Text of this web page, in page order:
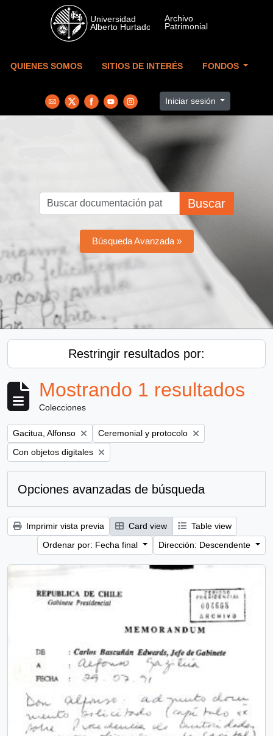
Skip to main content
QUIENES SOMOS SITIOS DE INTERÉS FONDOS
Iniciar sesión
Buscar
Búsqueda Avanzada »
Restringir resultados por:
Mostrando 1 resultados
Colecciones
Remove filter:
Gacitua, Alfonso Remove filter:
Ceremonial y protocolo
Remove filter:
Con objetos digitales
Opciones avanzadas de búsqueda
Imprimir vista previa Card view
Table view
Ordenar por: Fecha final
Dirección: Descendente